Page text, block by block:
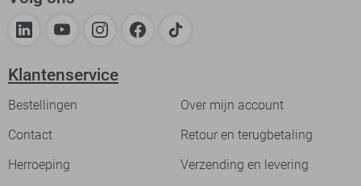
Klantenservice
Bestellingen
Over mijn account
Contact
Retour en terugbetaling
Herroeping
Verzending en levering